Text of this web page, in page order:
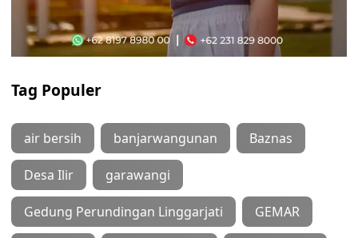
Tag Populer
air bersih banjarwangunan Baznas
Desa Ilir garawangi
Gedung Perundingan Linggarjati GEMAR